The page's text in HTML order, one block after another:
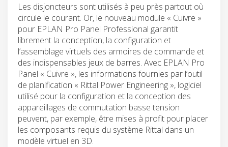
Les disjoncteurs sont utilisés à peu près partout où
circule le courant. Or, le nouveau module « Cuivre »
pour EPLAN Pro Panel Professional garantit
librement la conception, la configuration et
l’assemblage virtuels des armoires de commande et
des indispensables jeux de barres. Avec EPLAN Pro
Panel « Cuivre », les informations fournies par l’outil
de planification « Rittal Power Engineering », logiciel
utilisé pour la configuration et la conception des
appareillages de commutation basse tension
peuvent, par exemple, être mises à profit pour placer
les composants requis du système Rittal dans un
modèle virtuel en 3D.